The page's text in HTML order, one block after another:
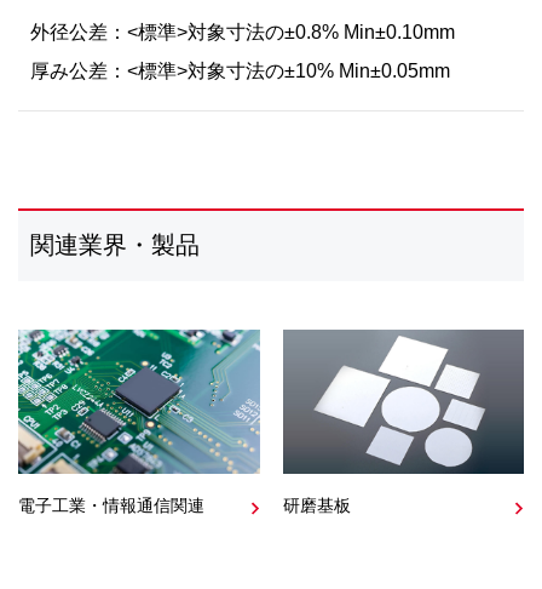
外径公差：<標準>対象寸法の±0.8% Min±0.10mm
厚み公差：<標準>対象寸法の±10% Min±0.05mm
関連業界・製品
電子工業・情報通信関連 研磨基板